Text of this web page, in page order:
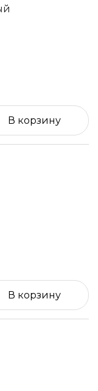
В корзину
В корзину